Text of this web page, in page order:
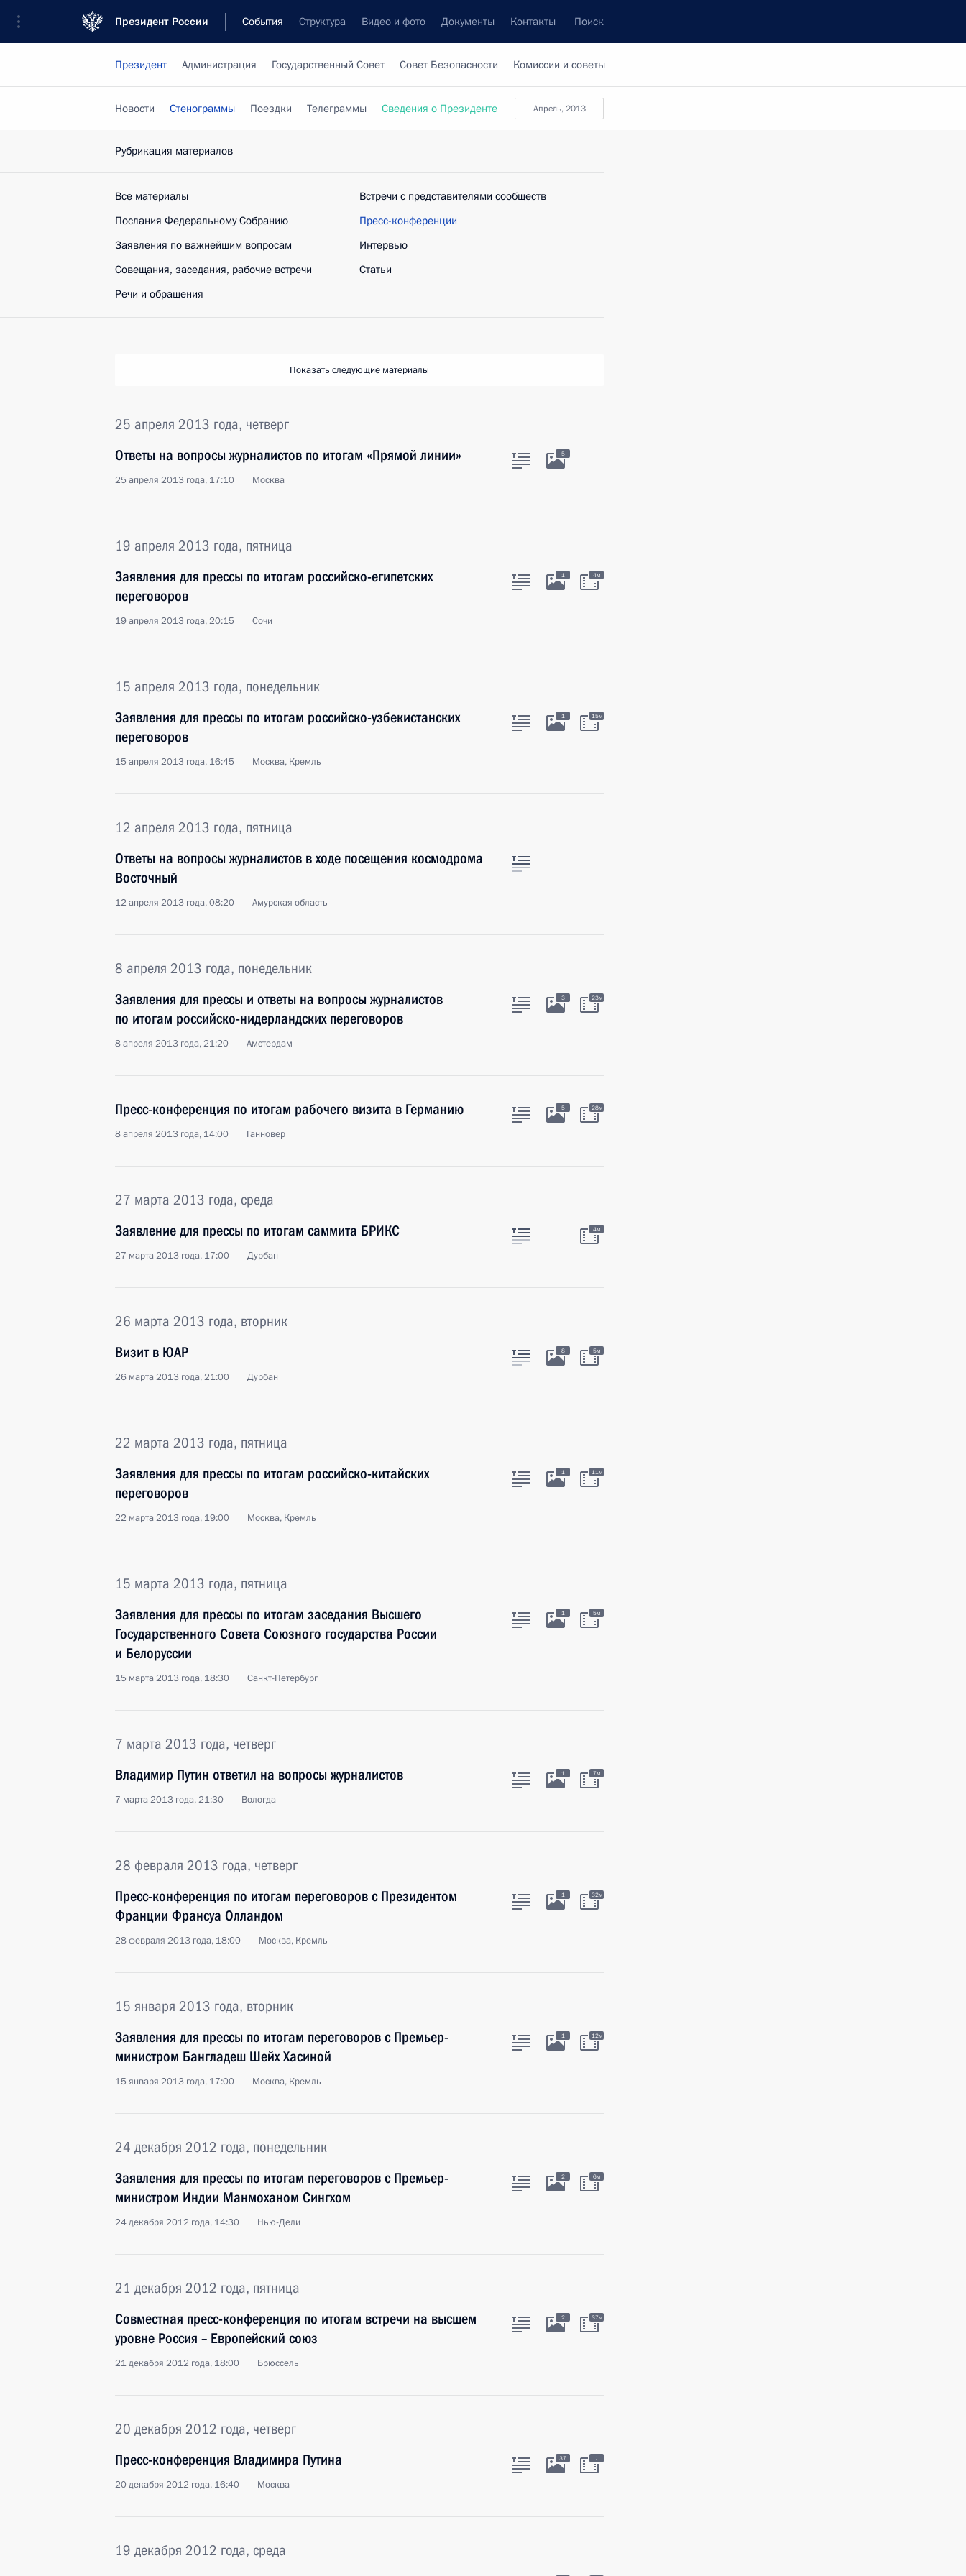
Президент России События Структура Видео и фото Документы Контакты Поиск
Президент Администрация Государственный Совет Совет Безопасности Комиссии и советы
апрель, 2013
Новости Стенограммы Поездки Телеграммы Сведения о Президенте
Рубрикация материалов
Все материалы
Послания Федеральному Собранию
Заявления по важнейшим вопросам
Совещания, заседания, рабочие встречи
Речи и обращения
Встречи с представителями сообществ
Пресс-конференции
Интервью
Статьи
Показать следующие материалы
25 апреля 2013 года, четверг
Ответы на вопросы журналистов по итогам «Прямой линии»
25 апреля 2013 года, 17:10 Москва
5
19 апреля 2013 года, пятница
Заявления для прессы по итогам российско-египетских
переговоров
19 апреля 2013 года, 20:15 Сочи
1 4м
15 апреля 2013 года, понедельник
Заявления для прессы по итогам российско-узбекистанских
переговоров
15 апреля 2013 года, 16:45 Москва, Кремль
1 15м
12 апреля 2013 года, пятница
Ответы на вопросы журналистов в ходе посещения космодрома
Восточный
12 апреля 2013 года, 08:20 Амурская область
8 апреля 2013 года, понедельник
Заявления для прессы и ответы на вопросы журналистов
по итогам российско-нидерландских переговоров
8 апреля 2013 года, 21:20 Амстердам
3 23м
Пресс-конференция по итогам рабочего визита в Германию
8 апреля 2013 года, 14:00 Ганновер
5 28м
27 марта 2013 года, среда
Заявление для прессы по итогам саммита БРИКС
27 марта 2013 года, 17:00 Дурбан
4м
26 марта 2013 года, вторник
Визит в ЮАР
26 марта 2013 года, 21:00 Дурбан
8 5м
22 марта 2013 года, пятница
Заявления для прессы по итогам российско-китайских
переговоров
22 марта 2013 года, 19:00 Москва, Кремль
1 11м
15 марта 2013 года, пятница
Заявления для прессы по итогам заседания Высшего
Государственного Совета Союзного государства России
и Белоруссии
15 марта 2013 года, 18:30 Санкт-Петербург
1 5м
7 марта 2013 года, четверг
Владимир Путин ответил на вопросы журналистов
7 марта 2013 года, 21:30 Вологда
1 7м
28 февраля 2013 года, четверг
Пресс-конференция по итогам переговоров с Президентом
Франции Франсуа Олландом
28 февраля 2013 года, 18:00 Москва, Кремль
1 32м
15 января 2013 года, вторник
Заявления для прессы по итогам переговоров с Премьер-
министром Бангладеш Шейх Хасиной
15 января 2013 года, 17:00 Москва, Кремль
1 12м
24 декабря 2012 года, понедельник
Заявления для прессы по итогам переговоров с Премьер-
министром Индии Манмоханом Сингхом
24 декабря 2012 года, 14:30 Нью-Дели
2 6м
21 декабря 2012 года, пятница
Совместная пресс-конференция по итогам встречи на высшем
уровне Россия – Европейский союз
21 декабря 2012 года, 18:00 Брюссель
2 37м
20 декабря 2012 года, четверг
Пресс-конференция Владимира Путина
20 декабря 2012 года, 16:40 Москва
37 :
19 декабря 2012 года, среда